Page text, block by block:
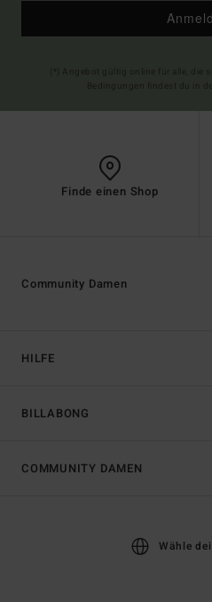
Finde einen Shop
HILFE
BILLABONG
Community Damen
COMMUNITY DAMEN
Wähle